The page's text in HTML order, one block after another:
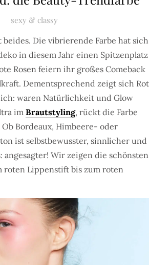
sexy & classy
beides. Die vibrierende Farbe hat sich
in diesem Jahr einen Spitzenplatz
Rosen feiern ihr großes Comeback
Dementsprechend zeigt sich Rot
waren Natürlichkeit und Glow
im Brautstyling, rückt die Farbe
Bordeaux, Himbeere- oder
ist selbstbewusster, sinnlicher und
angesagter! Wir zeigen die schönsten
roten Lippenstift bis zum roten